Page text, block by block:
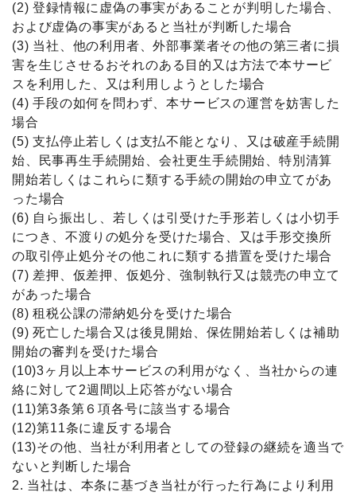
(2) 登録情報に虚偽の事実があることが判明した場合、
および虚偽の事実があると当社が判断した場合
(3) 当社、他の利用者、外部事業者その他の第三者に損
害を生じさせるおそれのある目的又は方法で本サービ
スを利用した、又は利用しようとした場合
(4) 手段の如何を問わず、本サービスの運営を妨害した
場合
(5) 支払停止若しくは支払不能となり、又は破産手続開
始、民事再生手続開始、会社更生手続開始、特別清算
開始若しくはこれらに類する手続の開始の申立てがあ
った場合
(6) 自ら振出し、若しくは引受けた手形若しくは小切手
につき、不渡りの処分を受けた場合、又は手形交換所
の取引停止処分その他これに類する措置を受けた場合
(7) 差押、仮差押、仮処分、強制執行又は競売の申立て
があった場合
(8) 租税公課の滞納処分を受けた場合
(9) 死亡した場合又は後見開始、保佐開始若しくは補助
開始の審判を受けた場合
(10)3ヶ月以上本サービスの利用がなく、当社からの連
絡に対して2週間以上応答がない場合
(11)第3条第６項各号に該当する場合
(12)第11条に違反する場合
(13)その他、当社が利用者としての登録の継続を適当で
ないと判断した場合
2. 当社は、本条に基づき当社が行った行為により利用